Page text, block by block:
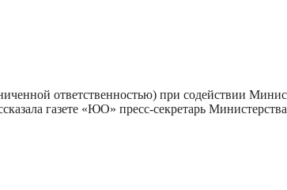
ответственностью) при содействии
газете «ЮО» пресс-секретарь